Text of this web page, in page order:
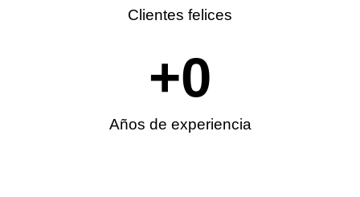
Clientes felices
Años de experiencia
+0